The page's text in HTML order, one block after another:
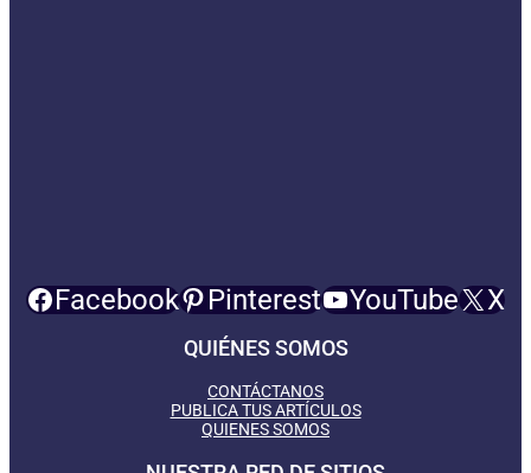
Facebook Pinterest YouTube X
QUIÉNES SOMOS
CONTÁCTANOS
PUBLICA TUS ARTÍCULOS
QUIENES SOMOS